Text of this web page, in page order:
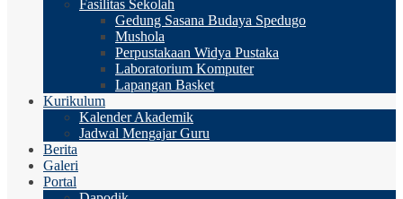
Fasilitas Sekolah
Gedung Sasana Budaya Spedugo
Mushola
Perpustakaan Widya Pustaka
Laboratorium Komputer
Lapangan Basket
Kurikulum
Kalender Akademik
Jadwal Mengajar Guru
Berita
Galeri
Portal